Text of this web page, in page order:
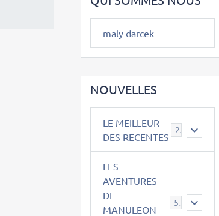
maly darcek
NOUVELLES
LE MEILLEUR
DES RECENTES
2
LES
AVENTURES
DE
MANULEON
543